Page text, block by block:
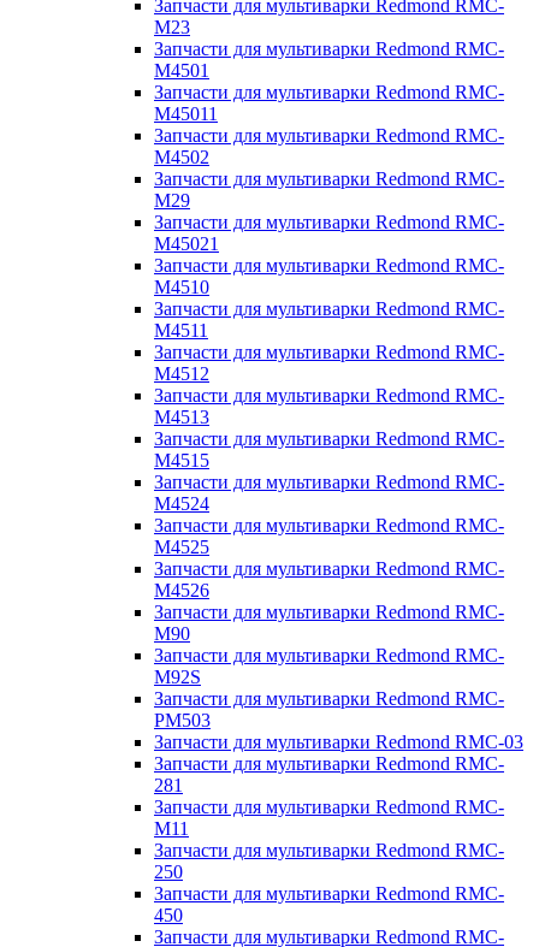
Запчасти для мультиварки Redmond RMC-
M23
Запчасти для мультиварки Redmond RMC-
M4501
Запчасти для мультиварки Redmond RMC-
M45011
Запчасти для мультиварки Redmond RMC-
M4502
Запчасти для мультиварки Redmond RMC-
M29
Запчасти для мультиварки Redmond RMC-
M45021
Запчасти для мультиварки Redmond RMC-
M4510
Запчасти для мультиварки Redmond RMC-
M4511
Запчасти для мультиварки Redmond RMC-
M4512
Запчасти для мультиварки Redmond RMC-
M4513
Запчасти для мультиварки Redmond RMC-
M4515
Запчасти для мультиварки Redmond RMC-
M4524
Запчасти для мультиварки Redmond RMC-
M4525
Запчасти для мультиварки Redmond RMC-
M4526
Запчасти для мультиварки Redmond RMC-
M90
Запчасти для мультиварки Redmond RMC-
M92S
Запчасти для мультиварки Redmond RMC-
PM503
Запчасти для мультиварки Redmond RMC-03
Запчасти для мультиварки Redmond RMC-
281
Запчасти для мультиварки Redmond RMC-
M11
Запчасти для мультиварки Redmond RMC-
250
Запчасти для мультиварки Redmond RMC-
450
Запчасти для мультиварки Redmond RMC-